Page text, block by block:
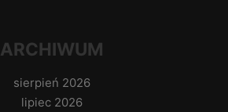
ARCHIWUM
sierpień 2026
lipiec 2026